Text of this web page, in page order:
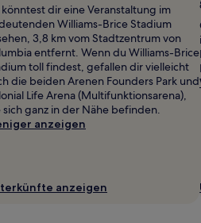
könntest dir eine Veranstaltung im
Williams-Brice Stadium
3,8 km vom Stadtzentrum von
entfernt. Wenn du Williams-Brice
toll findest, gefallen dir vielleicht
die beiden Arenen Founders Park und
Life Arena (Multifunktionsarena),
sich ganz in der Nähe befinden.
anzeigen
anzeigen